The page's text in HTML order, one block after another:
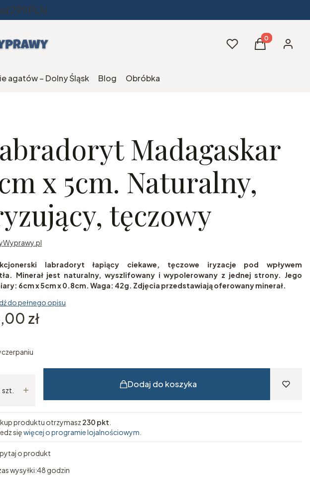
299PLN
UlubioneProdukty w
Koszyk
agatów – Dolny Śląsk Blog Obróbka
Madagaskar
x 5cm. Naturalny,
tęczowy
labradoryt łapiący ciekawe, tęczowe iryzacje pod wpływem
Minerał jest naturalny, wyszlifowany i wypolerowany z jednej strony. Jego
6cm x 5cm x 0.8cm. Waga: 42g. Zdjęcia przedstawiają oferowany minerał.
do pełnego opisu
zł
szt.
Dodaj do koszyka
produktu otrzymasz 230 pkt
sięwięcej o programie lojalnościowym.
o produkt
wysyłki:48 godzin